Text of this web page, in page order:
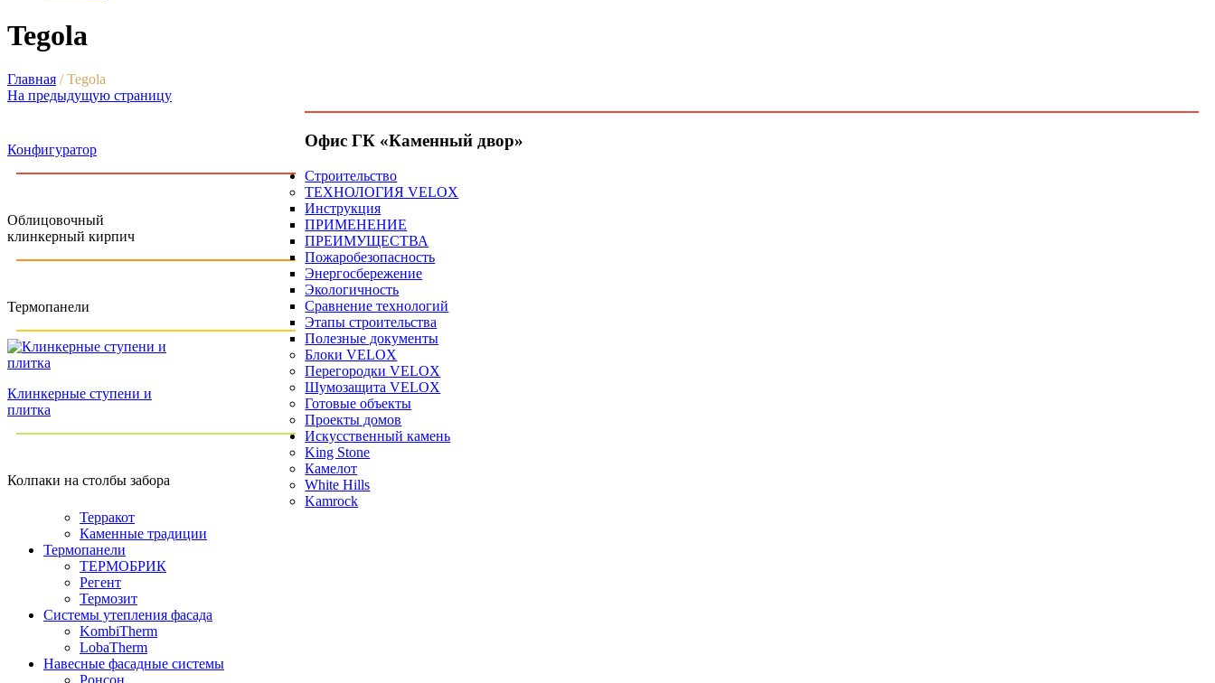
Tegola
Главная / Tegola
На предыдущую страницу
Конфигуратор
Облицовочный
клинкерный кирпич
Термопанели
Клинкерные ступени и
плитка
Колпаки на столбы забора
Офис ГК «Каменный двор»
Строительство
ТЕХНОЛОГИЯ VELOX
Инструкция
ПРИМЕНЕНИЕ
ПРЕИМУЩЕСТВА
Пожаробезопасность
Энергосбережение
Экологичность
Сравнение технологий
Этапы строительства
Полезные документы
Блоки VELOX
Перегородки VELOX
Шумозащита VELOX
Готовые объекты
Проекты домов
Искусственный камень
King Stone
Камелот
White Hills
Kamrock
Терракот
Каменные традиции
Термопанели
ТЕРМОБРИК
Регент
Термозит
Системы утепления фасада
KombiTherm
LobaTherm
Навесные фасадные системы
Ронсон